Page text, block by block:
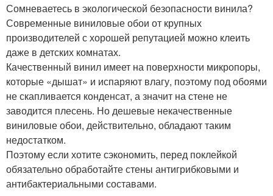
Сомневаетесь в экологической безопасности винила?
Современные виниловые обои от крупных
производителей с хорошей репутацией можно клеить
даже в детских комнатах.
Качественный винил имеет на поверхности микропоры,
которые «дышат» и испаряют влагу, поэтому под обоями
не скапливается конденсат, а значит на стене не
заводится плесень. Но дешевые некачественные
виниловые обои, действительно, обладают таким
недостатком.
Поэтому если хотите сэкономить, перед поклейкой
обязательно обработайте стены антигрибковыми и
антибактериальными составами.